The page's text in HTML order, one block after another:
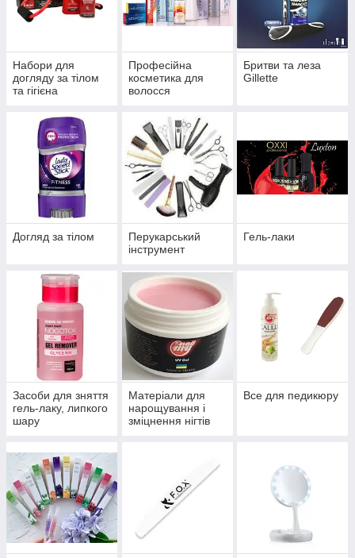
Набори для
догляду за тілом
та гігієна
Професійна
косметика для
волосся
Бритви та леза
Gillette
Догляд за тілом
Перукарський
інструмент
Гель-лаки
Засоби для зняття
гель-лаку, липкого
шару
Матеріали для
нарощування і
зміцнення нігтів
Все для педикюру